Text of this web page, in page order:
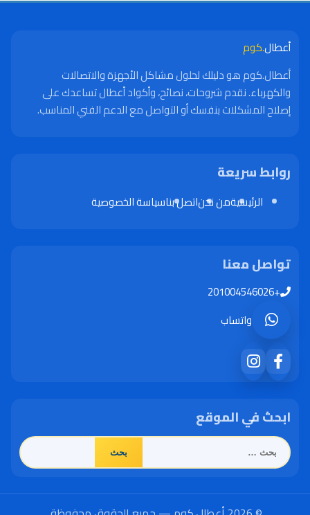
أعطال.كوم
أعطال.كوم هو دليلك لحلول مشاكل الأجهزة والاتصالات
والكهرباء. نقدم شروحات، نصائح، وأكواد أعطال تساعدك على
إصلاح المشكلات بنفسك أو التواصل مع الدعم الفني المناسب.
روابط سريعة
الرئيسيةمن نحناتصل بناسياسة الخصوصية
تواصل معنا
+201004546026
واتساب
ابحث في الموقع
البحث
عن: